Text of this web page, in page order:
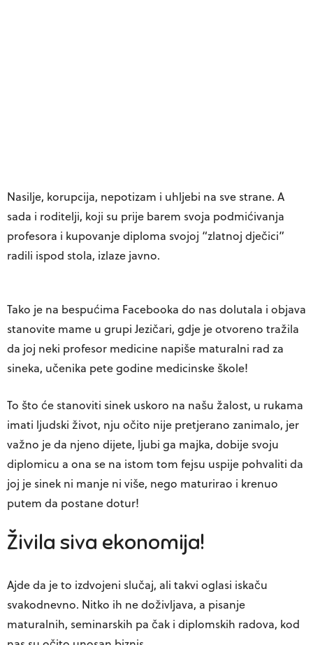
Nasilje, korupcija, nepotizam i uhljebi na sve strane. A
sada i roditelji, koji su prije barem svoja podmićivanja
profesora i kupovanje diploma svojoj “zlatnoj dječici”
radili ispod stola, izlaze javno.
Tako je na bespućima Facebooka do nas dolutala i objava
stanovite mame u grupi Jezičari, gdje je otvoreno tražila
da joj neki profesor medicine napiše maturalni rad za
sineka, učenika pete godine medicinske škole!
To što će stanoviti sinek uskoro na našu žalost, u rukama
imati ljudski život, nju očito nije pretjerano zanimalo, jer
važno je da njeno dijete, ljubi ga majka, dobije svoju
diplomicu a ona se na istom tom fejsu uspije pohvaliti da
joj je sinek ni manje ni više, nego maturirao i krenuo
putem da postane dotur!
Živila siva ekonomija!
Ajde da je to izdvojeni slučaj, ali takvi oglasi iskaču
svakodnevno. Nitko ih ne doživljava, a pisanje
maturalnih, seminarskih pa čak i diplomskih radova, kod